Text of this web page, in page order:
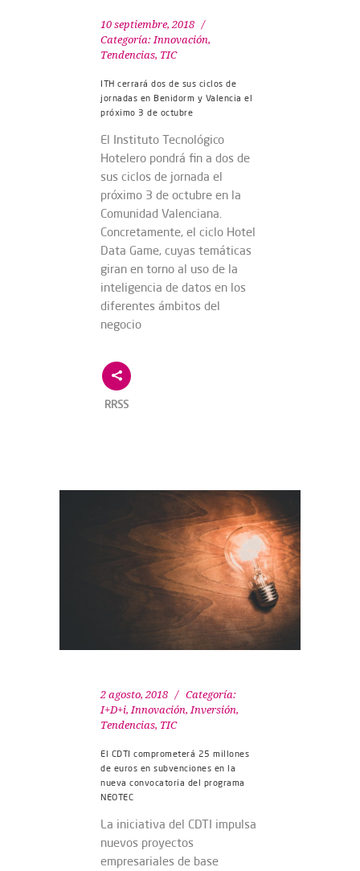
10 septiembre, 2018
Categoría: Innovación,
Tendencias, TIC
ITH cerrará dos de sus ciclos de
jornadas en Benidorm y Valencia el
próximo 3 de octubre
El Instituto Tecnológico
Hotelero pondrá fin a dos de
sus ciclos de jornada el
próximo 3 de octubre en la
Comunidad Valenciana.
Concretamente, el ciclo Hotel
Data Game, cuyas temáticas
giran en torno al uso de la
inteligencia de datos en los
diferentes ámbitos del
negocio
RRSS
2 agosto, 2018
Categoría:
I+D+i,Innovación,Inversión,
Tendencias, TIC
El CDTI comprometerá 25 millones
de euros en subvenciones en la
nueva convocatoria del programa
NEOTEC
La iniciativa del CDTI impulsa
nuevos proyectos
empresariales de base